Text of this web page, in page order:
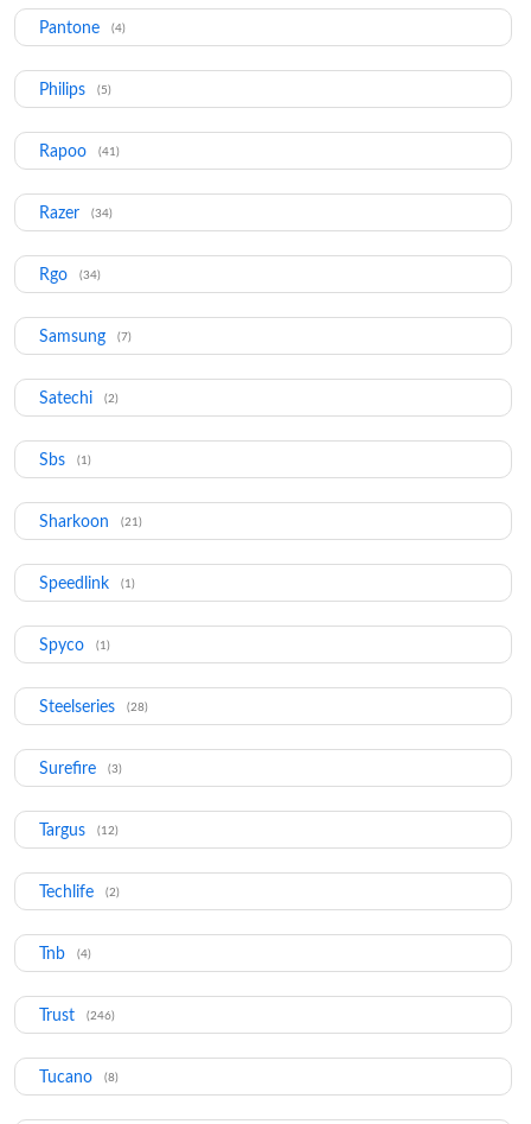
Pantone (4)
Philips (5)
Rapoo (41)
Razer (34)
Rgo (34)
Samsung (7)
Satechi (2)
Sbs (1)
Sharkoon (21)
Speedlink (1)
Spyco (1)
Steelseries (28)
Surefire (3)
Targus (12)
Techlife (2)
Tnb (4)
Trust (246)
Tucano (8)